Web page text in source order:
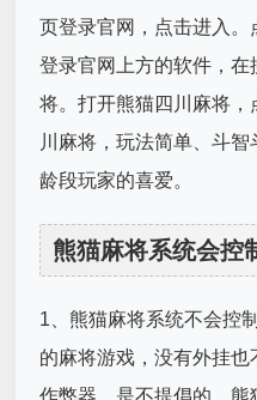
页登录官网，点击进入
登录官网上方的软件，
将。打开熊猫四川麻将
川麻将，玩法简单、斗
龄段玩家的喜爱。
熊猫麻将系统会控
1、熊猫麻将系统不会控
的麻将游戏，没有外挂
作弊器，是不提倡的。